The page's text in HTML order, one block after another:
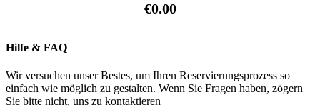
€0.00
Hilfe & FAQ
Wir versuchen unser Bestes, um Ihren Reservierungsprozess so
einfach wie möglich zu gestalten. Wenn Sie Fragen haben, zögern
Sie bitte nicht, uns zu kontaktieren